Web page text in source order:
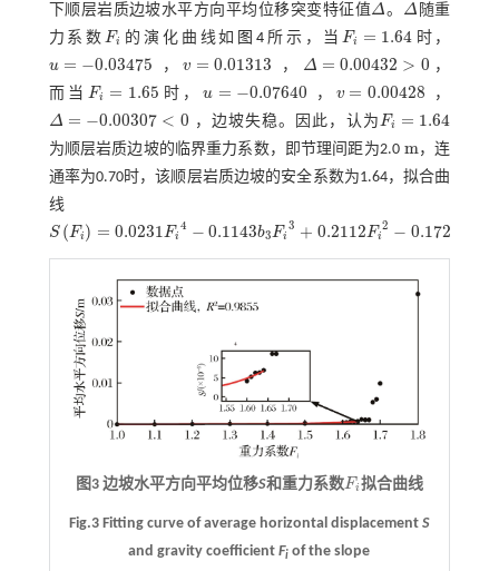
下顺层岩质边坡水平方向平均位移突变特征值Δ
Δ 。 Δ
Δ 随重
力系数Fi
Fi 的演化曲线如 图4 所示，当Fi = 1.64
Fi= 1.64 时，
u = −0.03475
u= -0.03475 ，v = 0.01313
v=0.01313 ， Δ = 0.00432 > 0
Δ= 0.00432>0
，
而当Fi = 1.65
Fi= 1.65 时，u = −0.07640
u= -0.07640 ，v = 0.00428
v=0.00428 ，
Δ = −0.00307 < 0
Δ= -0.00307<0 ，边坡失稳。因此，认为 Fi = 1.64
Fi= 1.64
为顺层岩质边坡的临界重力系数，即节理间距为2.0 m
m ，连
通率为0.70时，该顺层岩质边坡的安全系数为1.64，拟合曲
线
S ( Fi ) = 0.0231 Fi
4 − 0.1143b3 Fi
3 + 0.2112 Fi
2 − 0.1725
SF i=0.0231Fi4-0.1143 b 3F 3+0.2112Fi2- 0.1725Fi+0.0525
图3 边坡水平方向平均位移S和重力系数Fi
Fi 拟合曲线
Fig.3 Fitting curve of average horizontal displacement S
and gravity coefficientFi of the slope